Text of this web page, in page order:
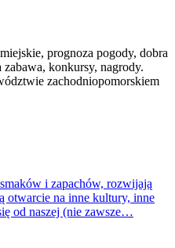
prognoza pogody, dobra
konkursy, nagrody.
zachodniopomorskiem
i zapachów, rozwijają
otwarcie na inne kultury, inne
od naszej (nie zawsze…